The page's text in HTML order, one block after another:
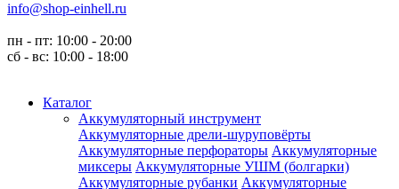
info@shop-einhell.ru
пн - пт: 10:00 - 20:00
сб - вс: 10:00 - 18:00
Каталог
Аккумуляторный инструмент
Аккумуляторные дрели-шуруповёрты
Аккумуляторные перфораторы Аккумуляторные
миксеры Аккумуляторные УШМ (болгарки)
Аккумуляторные рубанки Аккумуляторные